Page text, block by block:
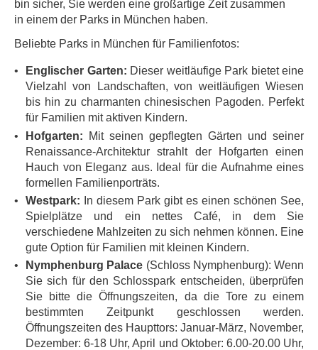
bin sicher, Sie werden eine großartige Zeit zusammen
in einem der Parks in München haben.
Beliebte Parks in München für Familienfotos:
Englischer Garten: Dieser weitläufige Park bietet eine
Vielzahl von Landschaften, von weitläufigen Wiesen
bis hin zu charmanten chinesischen Pagoden. Perfekt
für Familien mit aktiven Kindern.
Hofgarten: Mit seinen gepflegten Gärten und seiner
Renaissance-Architektur strahlt der Hofgarten einen
Hauch von Eleganz aus. Ideal für die Aufnahme eines
formellen Familienporträts.
Westpark: In diesem Park gibt es einen schönen See,
Spielplätze und ein nettes Café, in dem Sie
verschiedene Mahlzeiten zu sich nehmen können. Eine
gute Option für Familien mit kleinen Kindern.
Nymphenburg Palace (Schloss Nymphenburg): Wenn
Sie sich für den Schlosspark entscheiden, überprüfen
Sie bitte die Öffnungszeiten, da die Tore zu einem
bestimmten Zeitpunkt geschlossen werden.
Öffnungszeiten des Haupttors: Januar-März, November,
Dezember: 6-18 Uhr, April und Oktober: 6.00-20.00 Uhr,